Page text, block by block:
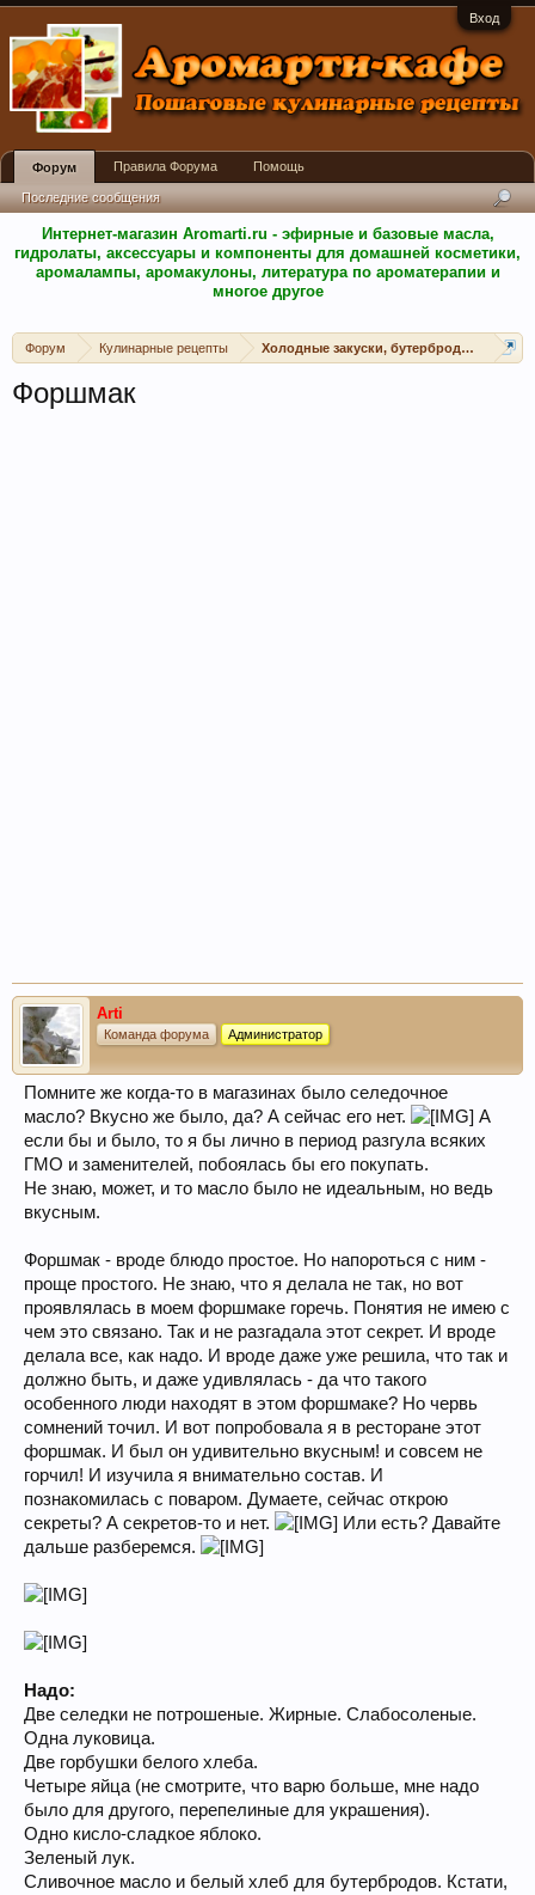
Вход
Интернет-магазин Aromarti.ru - эфирные и базовые масла,
гидролаты, аксессуары и компоненты для домашней косметики,
аромалампы, аромакулоны, литература по ароматерапии и
многое другое
Форум Кулинарные рецепты Холодные закуски, бутерброды, канапе,
Форшмак
Arti
Команда форума Администратор
Помните же когда-то в магазинах было селедочное
масло? Вкусно же было, да? А сейчас его нет.
А
если бы и было, то я бы лично в период разгула всяких
ГМО и заменителей, побоялась бы его покупать.
Не знаю, может, и то масло было не идеальным, но ведь
вкусным.
Форшмак - вроде блюдо простое. Но напороться с ним -
проще простого. Не знаю, что я делала не так, но вот
проявлялась в моем форшмаке горечь. Понятия не имею с
чем это связано. Так и не разгадала этот секрет. И вроде
делала все, как надо. И вроде даже уже решила, что так и
должно быть, и даже удивлялась - да что такого
особенного люди находят в этом форшмаке? Но червь
сомнений точил. И вот попробовала я в ресторане этот
форшмак. И был он удивительно вкусным! и совсем не
горчил! И изучила я внимательно состав. И
познакомилась с поваром. Думаете, сейчас открою
секреты? А секретов-то и нет.
Или есть? Давайте
дальше разберемся.
Надо:
Две селедки не потрошеные. Жирные. Слабосоленые.
Одна луковица.
Две горбушки белого хлеба.
Четыре яйца (не смотрите, что варю больше, мне надо
было для другого, перепелиные для украшения).
Одно кисло-сладкое яблоко.
Зеленый лук.
Сливочное масло и белый хлеб для бутербродов. Кстати,
Форум
Последние сообщения
Правила Форума Помощь